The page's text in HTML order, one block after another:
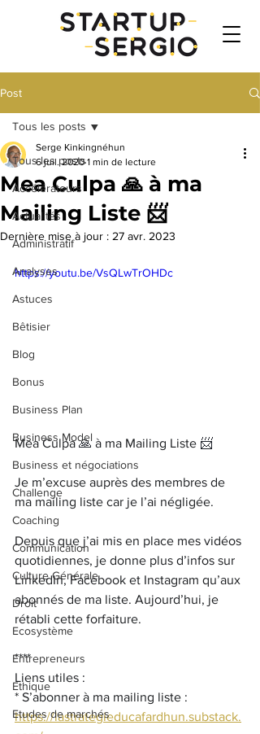
Post
Tous les posts
Accélérateurs
Actualités
Administratif
Analyses
Astuces
Bêtisier
Blog
Bonus
Business Plan
Business Model
Business et négociations
Challenge
Coaching
Communication
Culture Générale
Droit
Ecosystème
Entrepreneurs
Ethique
Etudes de marchés
Tous les posts
Mea Culpa 🙏 à ma
Mailing Liste 📨
Serge Kinkingnéhun
6 juil. 2020 1 min de lecture
Dernière mise à jour : 27 avr. 2023
https://youtu.be/VsQLwTrOHDc
Mea Culpa 🙏 à ma Mailing Liste 📨
Je m’excuse auprès des membres de
ma mailing liste car je l’ai négligée.
Depuis que j’ai mis en place mes vidéos
quotidiennes, je donne plus d’infos sur
LinkedIn, Facebook et Instagram qu’aux
abonnés de ma liste. Aujourd’hui, je
rétabli cette forfaiture.
****
Liens utiles :
* S’abonner à ma mailing liste :
https://lastrategieducafardhun.substack.